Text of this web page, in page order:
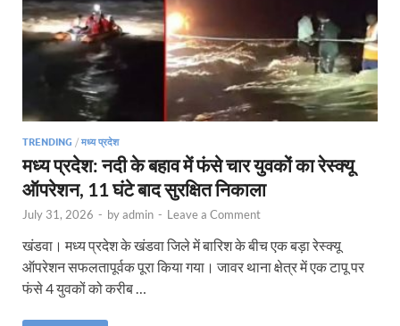
TRENDING / मध्य प्रदेश
मध्य प्रदेश: नदी के बहाव में फंसे चार युवकों का रेस्क्यू
ऑपरेशन, 11 घंटे बाद सुरक्षित निकाला
July 31, 2026 - byadmin - Leave a Comment
खंडवा। मध्य प्रदेश के खंडवा जिले में बारिश के बीच एक बड़ा रेस्क्यू
ऑपरेशन सफलतापूर्वक पूरा किया गया। जावर थाना क्षेत्र में एक टापू पर
फंसे 4 युवकों को करीब …